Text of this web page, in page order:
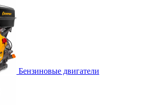
Бензиновые двигатели